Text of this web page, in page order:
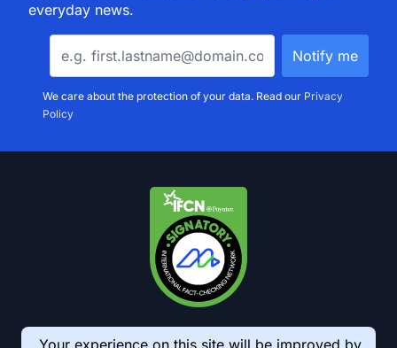
everyday news.
We care about the protection of your data. Read our Privacy
Policy
Your experience on this site will be improved by